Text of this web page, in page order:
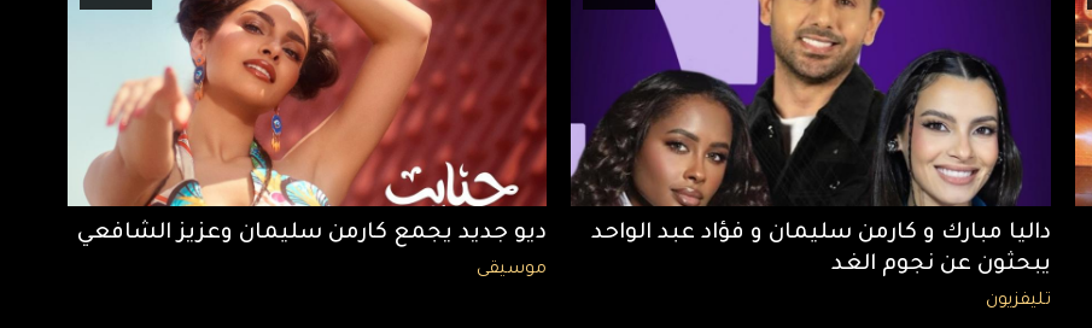
داليا مبارك و كارمن سليمان و فؤاد عبد الواحد
يبحثون عن نجوم الغد
تليفزيون
ديو جديد يجمع كارمن سليمان وعزيز الشافعي
موسيقى